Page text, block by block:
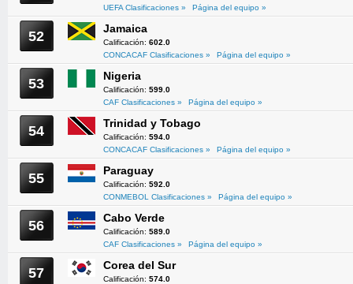
UEFA Clasificaciones »
Página del equipo »
52 Jamaica
Calificación: 602.0
CONCACAF Clasificaciones »
Página del equipo »
53 Nigeria
Calificación: 599.0
CAF Clasificaciones »
Página del equipo »
54 Trinidad y Tobago
Calificación: 594.0
CONCACAF Clasificaciones »
Página del equipo »
55 Paraguay
Calificación: 592.0
CONMEBOL Clasificaciones »
Página del equipo »
56 Cabo Verde
Calificación: 589.0
CAF Clasificaciones »
Página del equipo »
57 Corea del Sur
Calificación: 574.0